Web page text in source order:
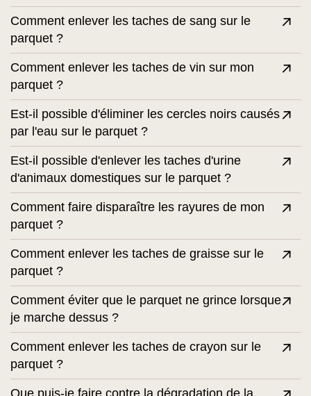
Comment enlever les taches de sang sur le
parquet ?
Comment enlever les taches de vin sur mon
parquet ?
Est-il possible d'éliminer les cercles noirs causés
par l'eau sur le parquet ?
Est-il possible d'enlever les taches d'urine
d'animaux domestiques sur le parquet ?
Comment faire disparaître les rayures de mon
parquet ?
Comment enlever les taches de graisse sur le
parquet ?
Comment éviter que le parquet ne grince lorsque
je marche dessus ?
Comment enlever les taches de crayon sur le
parquet ?